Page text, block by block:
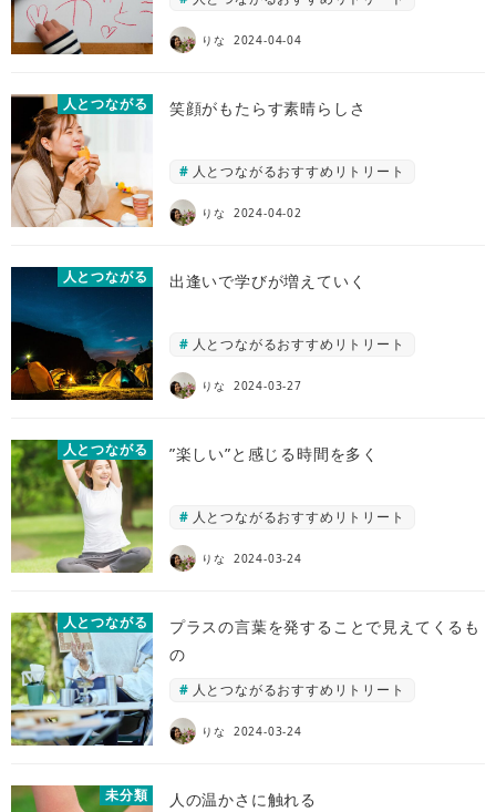
りな 2024-04-04
人とつながる 笑顔がもたらす素晴らしさ
人とつながるおすすめリトリート
りな 2024-04-02
人とつながる 出逢いで学びが増えていく
人とつながるおすすめリトリート
りな 2024-03-27
人とつながる ”楽しい”と感じる時間を多く
人とつながるおすすめリトリート
りな 2024-03-24
人とつながる
プラスの言葉を発することで見えてくるも
の
人とつながるおすすめリトリート
りな 2024-03-24
未分類 人の温かさに触れる